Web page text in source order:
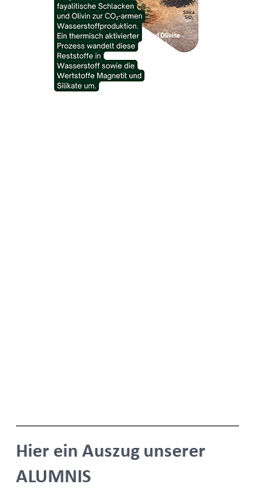
Hier ein Auszug unserer
ALUMNIS